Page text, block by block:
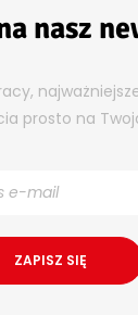
nasz
prosto na